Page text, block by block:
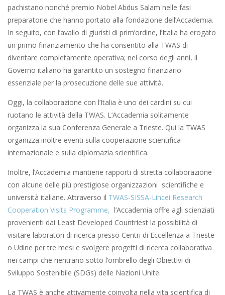
pachistano nonché premio Nobel Abdus Salam nelle fasi
preparatorie che hanno portato alla fondazione dell’Accademia.
In seguito, con l’avallo di giuristi di prim’ordine, l’Italia ha erogato
un primo finanziamento che ha consentito alla TWAS di
diventare completamente operativa; nel corso degli anni, il
Governo italiano ha garantito un sostegno finanziario
essenziale per la prosecuzione delle sue attività.
Oggi, la collaborazione con l’Italia è uno dei cardini su cui
ruotano le attività della TWAS. L’Accademia solitamente
organizza la sua Conferenza Generale a Trieste. Qui la TWAS
organizza inoltre eventi sulla cooperazione scientifica
internazionale e sulla diplomazia scientifica.
Inoltre, l’Accademia mantiene rapporti di stretta collaborazione
con alcune delle più prestigiose organizzazioni scientifiche e
università italiane. Attraverso il TWAS-SISSA-Lincei Research
Cooperation Visits Programme, l’Accademia offre agli scienziati
provenienti dai Least Developed Countriest la possibilità di
visitare laboratori di ricerca presso Centri di Eccellenza a Trieste
o Udine per tre mesi e svolgere progetti di ricerca collaborativa
nei campi che rientrano sotto l’ombrello degli Obiettivi di
Sviluppo Sostenibile (SDGs) delle Nazioni Unite.
La TWAS è anche attivamente coinvolta nella vita scientifica di